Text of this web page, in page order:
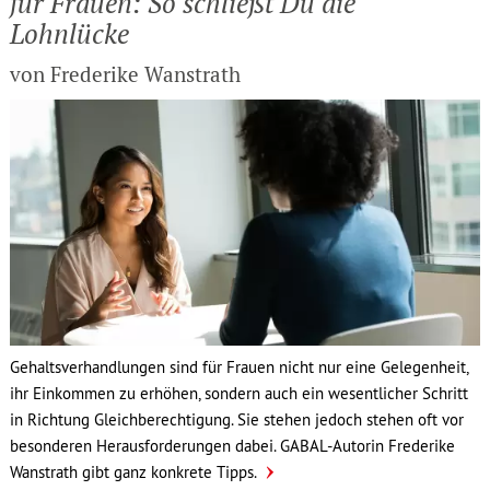
Lohnlücke
von Frederike Wanstrath
Gehaltsverhandlungen sind für Frauen nicht nur eine Gelegenheit,
ihr Einkommen zu erhöhen, sondern auch ein wesentlicher Schritt
in Richtung Gleichberechtigung. Sie stehen jedoch stehen oft vor
besonderen Herausforderungen dabei. GABAL-Autorin Frederike
Wanstrath gibt ganz konkrete Tipps.